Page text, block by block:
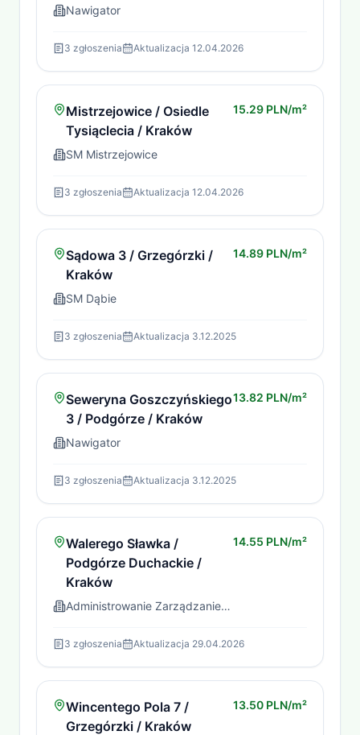
Nawigator
3 zgłoszenia Aktualizacja 12.04.2026
Mistrzejowice / Osiedle
Tysiąclecia / Kraków
SM Mistrzejowice
15.29 PLN/m²
3 zgłoszenia Aktualizacja 12.04.2026
Sądowa 3 / Grzegórzki /
Kraków
SM Dąbie
14.89 PLN/m²
3 zgłoszenia Aktualizacja 3.12.2025
Seweryna Goszczyńskiego
3 / Podgórze / Kraków
Nawigator
13.82 PLN/m²
3 zgłoszenia Aktualizacja 3.12.2025
Walerego Sławka /
Podgórze Duchackie /
Kraków
Administrowanie Zarządzanie Nieruchomościami Sp. z o.o
14.55 PLN/m²
3 zgłoszenia Aktualizacja 29.04.2026
Wincentego Pola 7 /
Grzegórzki / Kraków
13.50 PLN/m²